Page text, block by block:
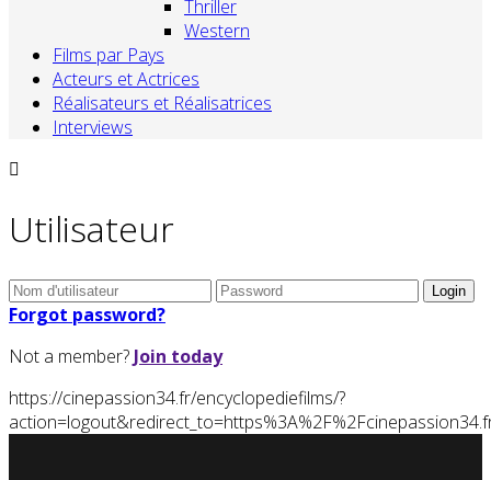
Thriller
Western
Films par Pays
Acteurs et Actrices
Réalisateurs et Réalisatrices
Interviews
Utilisateur
Forgot password?
Not a member? Join today
https://cinepassion34.fr/encyclopediefilms/?